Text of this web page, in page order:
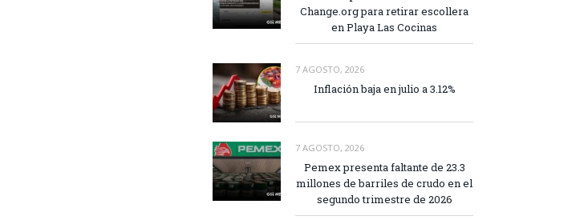
Change.org para retirar escollera
en Playa Las Cocinas
7 AGOSTO, 2026
Inflación baja en julio a 3.12%
7 AGOSTO, 2026
Pemex presenta faltante de 23.3
millones de barriles de crudo en el
segundo trimestre de 2026